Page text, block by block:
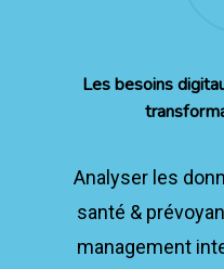
Les besoins
Analyser les
santé &
management